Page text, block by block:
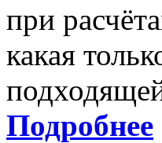
при
какая
Подробнее